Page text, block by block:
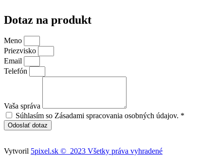
Dotaz na produkt
Meno
Priezvisko
Email
Telefón
Vaša správa
Súhlasím so Zásadami spracovania osobných údajov. *
Odoslať dotaz
Vytvoril 5pixel.sk © 2023 Všetky práva vyhradené